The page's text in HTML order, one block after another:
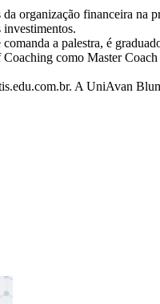
organização financeira
investimentos.
a palestra, é
como Master
A UniAvan